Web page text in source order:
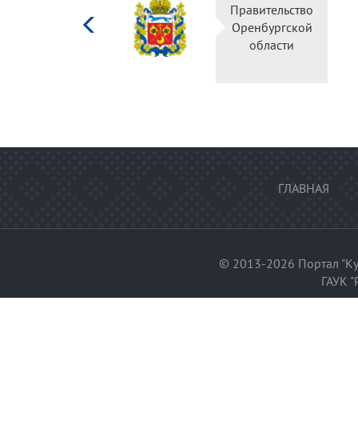
культуры
Российской
Правительство
Оренбургской
области
ГЛАВНАЯ
© 2013-2026 Портал
ГАУК